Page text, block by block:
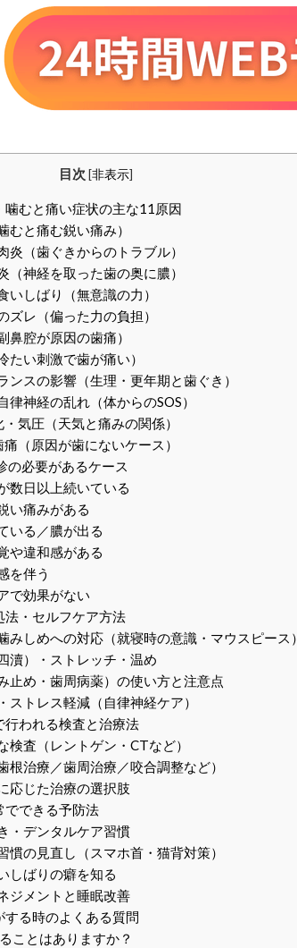
目次 [非表示]
噛むと痛い症状の主な11原因
むと痛む鋭い痛み）
炎（歯ぐきからのトラブル）
（神経を取った歯の奥に膿）
いしばり（無意識の力）
ズレ（偏った力の負担）
鼻腔が原因の歯痛）
たい刺激で歯が痛い）
ンスの影響（生理・更年期と歯ぐき）
律神経の乱れ（体からのSOS）
気圧（天気と痛みの関係）
（原因が歯にないケース）
の必要があるケース
数日以上続いている
い痛みがある
いる／膿が出る
や違和感がある
を伴う
で効果がない
法・セルフケア方法
みしめへの対応（就寝時の意識・マウスピース）
瀆）・ストレッチ・温め
止め・歯周病薬）の使い方と注意点
ストレス軽減（自律神経ケア）
行われる検査と治療法
検査（レントゲン・CTなど）
根治療／歯周治療／咬合調整など）
応じた治療の選択肢
でできる予防法
・デンタルケア習慣
慣の見直し（スマホ首・猫背対策）
しばりの癖を知る
ジメントと睡眠改善
る時のよくある質問
ことはありますか？